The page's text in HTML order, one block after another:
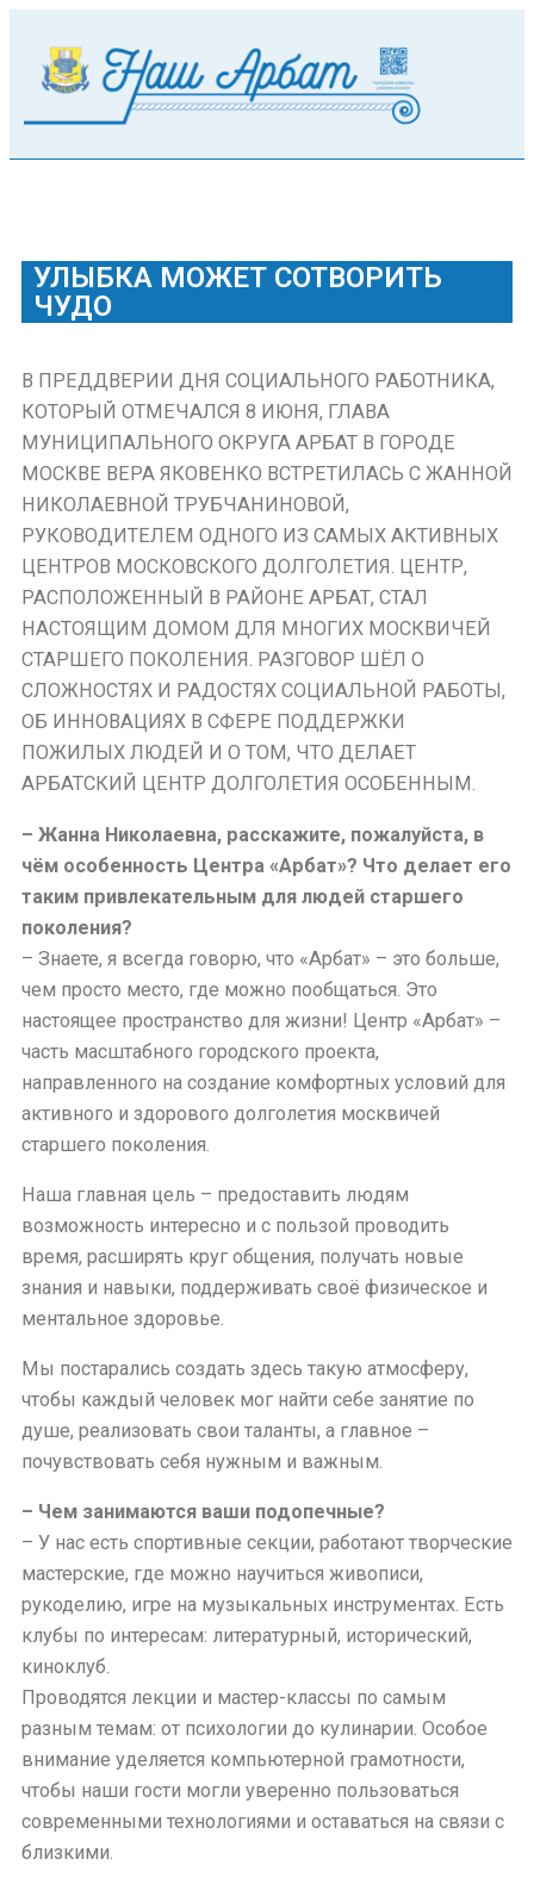
УЛЫБКА МОЖЕТ СОТВОРИТЬ
ЧУДО
В ПРЕДДВЕРИИ ДНЯ СОЦИАЛЬНОГО РАБОТНИКА,
КОТОРЫЙ ОТМЕЧАЛСЯ 8 ИЮНЯ, ГЛАВА
МУНИЦИПАЛЬНОГО ОКРУГА АРБАТ В ГОРОДЕ
МОСКВЕ ВЕРА ЯКОВЕНКО ВСТРЕТИЛАСЬ С ЖАННОЙ
НИКОЛАЕВНОЙ ТРУБЧАНИНОВОЙ,
РУКОВОДИТЕЛЕМ ОДНОГО ИЗ САМЫХ АКТИВНЫХ
ЦЕНТРОВ МОСКОВСКОГО ДОЛГОЛЕТИЯ. ЦЕНТР,
РАСПОЛОЖЕННЫЙ В РАЙОНЕ АРБАТ, СТАЛ
НАСТОЯЩИМ ДОМОМ ДЛЯ МНОГИХ МОСКВИЧЕЙ
СТАРШЕГО ПОКОЛЕНИЯ. РАЗГОВОР ШЁЛ О
СЛОЖНОСТЯХ И РАДОСТЯХ СОЦИАЛЬНОЙ РАБОТЫ,
ОБ ИННОВАЦИЯХ В СФЕРЕ ПОДДЕРЖКИ
ПОЖИЛЫХ ЛЮДЕЙ И О ТОМ, ЧТО ДЕЛАЕТ
АРБАТСКИЙ ЦЕНТР ДОЛГОЛЕТИЯ ОСОБЕННЫМ.
– Жанна Николаевна, расскажите, пожалуйста, в
чём особенность Центра «Арбат»? Что делает его
таким привлекательным для людей старшего
поколения?
– Знаете, я всегда говорю, что «Арбат» – это больше,
чем просто место, где можно пообщаться. Это
настоящее пространство для жизни! Центр «Арбат» –
часть масштабного городского проекта,
направленного на создание комфортных условий для
активного и здорового долголетия москвичей
старшего поколения.
Наша главная цель – предоставить людям
возможность интересно и с пользой проводить
время, расширять круг общения, получать новые
знания и навыки, поддерживать своё физическое и
ментальное здоровье.
Мы постарались создать здесь такую атмосферу,
чтобы каждый человек мог найти себе занятие по
душе, реализовать свои таланты, а главное –
почувствовать себя нужным и важным.
– Чем занимаются ваши подопечные?
– У нас есть спортивные секции, работают творческие
мастерские, где можно научиться живописи,
рукоделию, игре на музыкальных инструментах. Есть
клубы по интересам: литературный, исторический,
киноклуб.
Проводятся лекции и мастер-классы по самым
разным темам: от психологии до кулинарии. Особое
внимание уделяется компьютерной грамотности,
чтобы наши гости могли уверенно пользоваться
современными технологиями и оставаться на связи с
близкими.